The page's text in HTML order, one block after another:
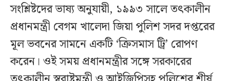
সংশ্লিষ্টদের ভাষ্য অনুযায়ী, ১৯৯৩ সালে তৎকালীন
প্রধানমন্ত্রী বেগম খালেদা জিয়া পুলিশ সদর দপ্তরের
মূল ভবনের সামনে একটি ‘ক্রিসমাস ট্রি’ রোপণ
করেন। ওই সময় প্রধানমন্ত্রীর সঙ্গে সরকারের